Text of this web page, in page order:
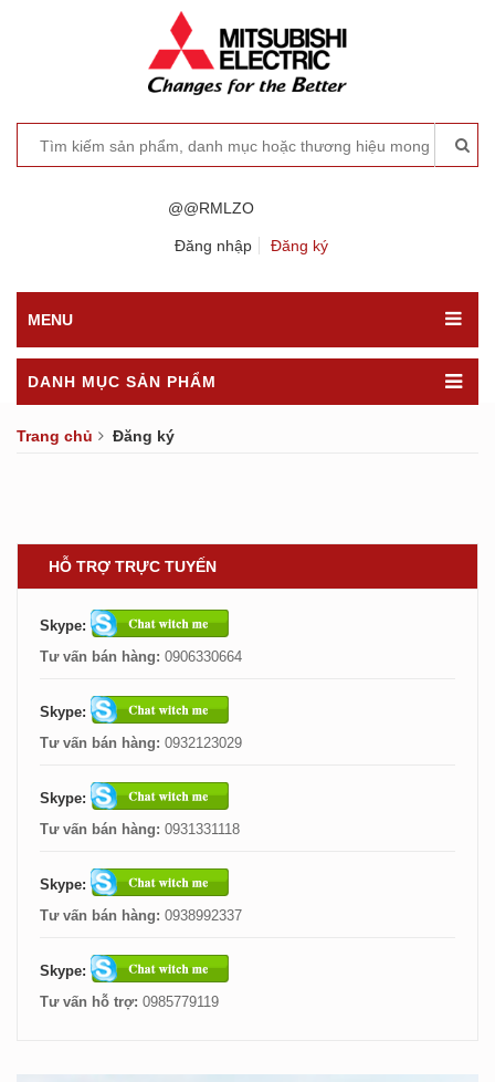
@@RMLZO
Đăng nhập Đăng ký
MENU
DANH MỤC SẢN PHẨM
Trang chủ Đăng ký
HỖ TRỢ TRỰC TUYẾN
Skype:
Tư vấn bán hàng: 0906330664
Skype:
Tư vấn bán hàng: 0932123029
Skype:
Tư vấn bán hàng: 0931331118
Skype:
Tư vấn bán hàng: 0938992337
Skype:
Tư vấn hỗ trợ: 0985779119